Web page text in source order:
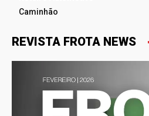
Caminhão
REVISTA FROTA NEWS